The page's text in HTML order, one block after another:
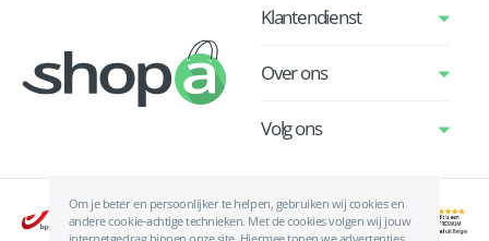
Om je beter en persoonlijker te helpen, gebruiken wij cookies en
andere cookie-achtige technieken. Met de cookies volgen wij jouw
Klantendienst
Over ons
Volg ons